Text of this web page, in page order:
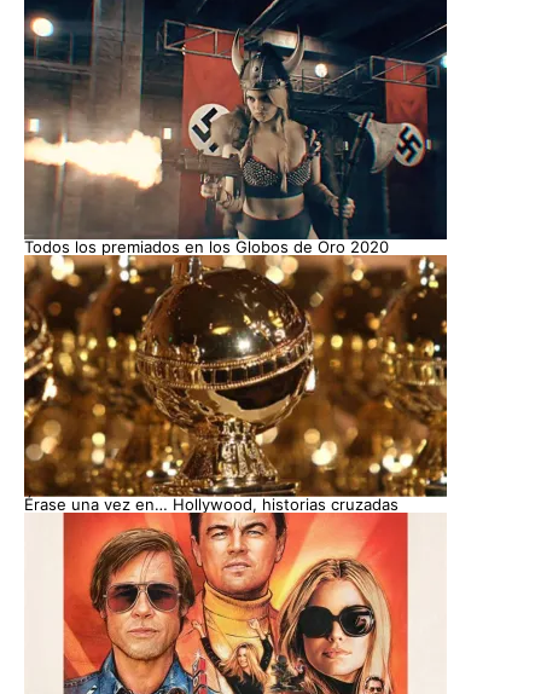
Todos los premiados en los Globos de Oro 2020
Érase una vez en… Hollywood, historias cruzadas